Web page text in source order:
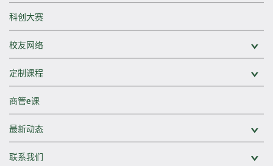
科创大赛
校友网络
定制课程
商管e课
最新动态
联系我们